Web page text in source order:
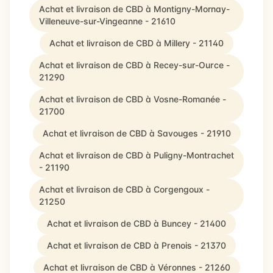
Achat et livraison de CBD à Montigny-Mornay-
Villeneuve-sur-Vingeanne - 21610
Achat et livraison de CBD à Millery - 21140
Achat et livraison de CBD à Recey-sur-Ource -
21290
Achat et livraison de CBD à Vosne-Romanée -
21700
Achat et livraison de CBD à Savouges - 21910
Achat et livraison de CBD à Puligny-Montrachet
- 21190
Achat et livraison de CBD à Corgengoux -
21250
Achat et livraison de CBD à Buncey - 21400
Achat et livraison de CBD à Prenois - 21370
Achat et livraison de CBD à Véronnes - 21260